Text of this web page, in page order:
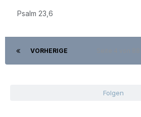
Psalm 23,6
VORHERIGE
Folgen